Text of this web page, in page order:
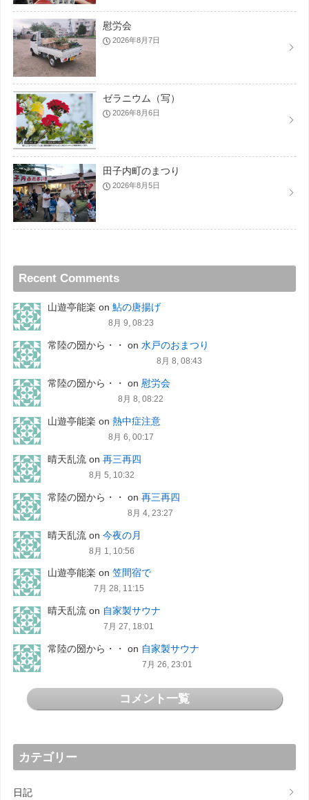
慰労会
2026年8月7日
ゼラニウム（写）
2026年8月6日
田子内町のまつり
2026年8月5日
Recent Comments
山遊亭能楽 on 鮎の唐揚げ
8月 9, 08:23
常陸の圀から・・ on 水戸のおまつり
8月 8, 08:43
常陸の圀から・・ on 慰労会
8月 8, 08:22
山遊亭能楽 on 熱中症注意
8月 6, 00:17
晴天乱流on 再三再四
8月 5, 10:32
常陸の圀から・・ on 再三再四
8月 4, 23:27
晴天乱流on 今夜の月
8月 1, 10:56
山遊亭能楽 on 笠間宿で
7月 28, 11:15
晴天乱流on 自家製サウナ
7月 27, 18:01
常陸の圀から・・ on 自家製サウナ
7月 26, 23:01
コメント一覧
カテゴリー
日記